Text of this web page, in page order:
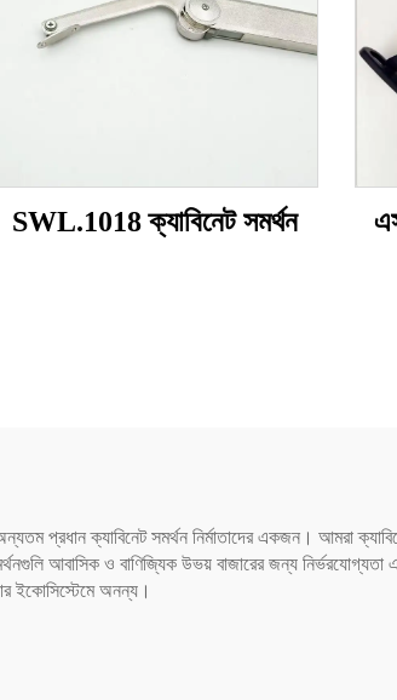
SWL.1018 ক্যাবিনেট সমর্থন
প্রধান ক্যাবিনেট সমর্থন নির্মাতাদের একজন। আমরা
আবাসিক ও বাণিজ্যিক উভয় বাজারের জন্য
ইকোসিস্টেমে অনন্য।